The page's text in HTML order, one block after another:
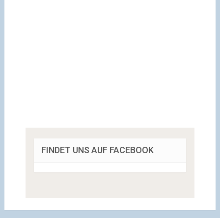
FINDET UNS AUF FACEBOOK